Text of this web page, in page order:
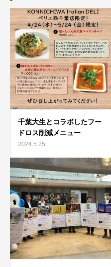
千葉大生とコラボしたフー
ドロス削減メニュー
2024.5.25